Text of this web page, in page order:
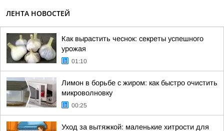
ЛЕНТА НОВОСТЕЙ
Как вырастить чеснок: секреты успешного
урожая
01:10
Лимон в борьбе с жиром: как быстро очистить
микроволновку
00:25
Уход за вытяжкой: маленькие хитрости для